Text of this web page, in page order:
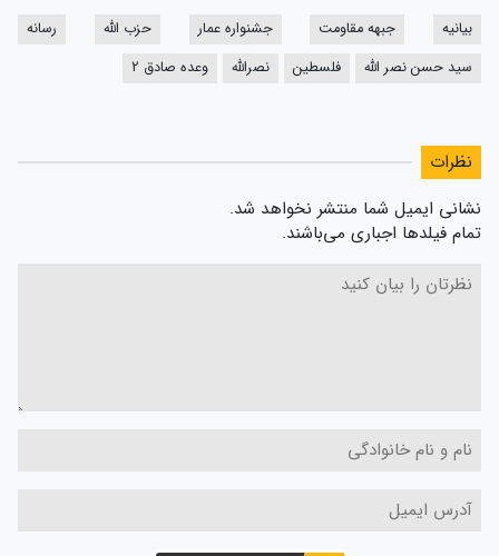
بیانیه جبهه مقاومت جشنواره عمار حزب الله
رسانه
سید حسن نصر الله
فلسطین نصرالله وعده صادق 2
نظرات
نشانی ایمیل شما منتشر نخواهد شد.
تمام فیلدها اجباری می‌باشند.